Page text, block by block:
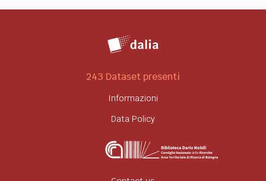
243 Dataset presenti
Informazioni
Data Policy